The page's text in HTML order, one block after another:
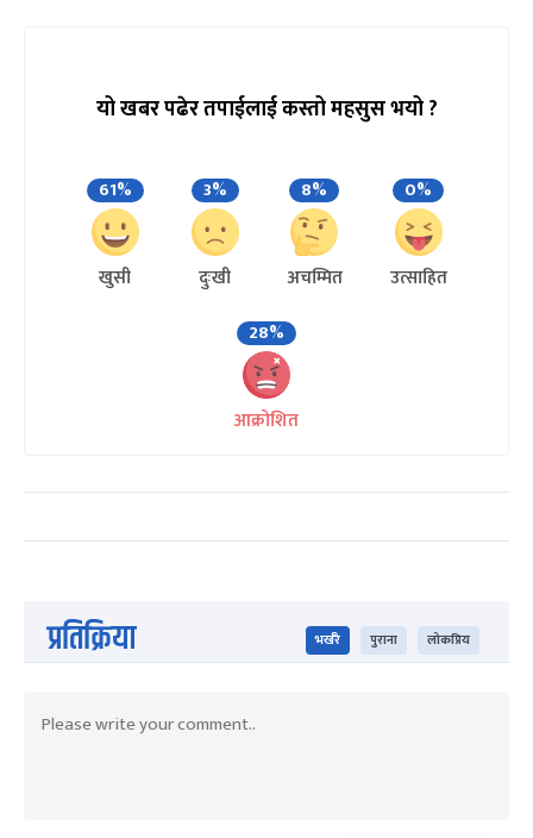
यो खबर पढेर तपाईलाई कस्तो महसुस भयो ?
61%
खुसी
3%
दुःखी
8%
अचम्मित
0%
उत्साहित
28%
आक्रोशित
प्रतिक्रिया भर्खरै पुराना लोकप्रिय